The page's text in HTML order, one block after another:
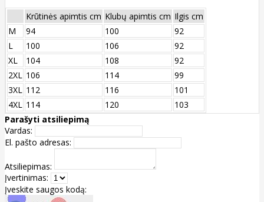
Krūtinės apimtis cm Klubų apimtis cm Ilgis cm
M
94 100
92
L
100 106
92
XL
104 108
92
2XL 106 114
99
3XL 112 116
101
4XL 114 120
103
Parašyti atsiliepimą
Vardas:
El. pašto adresas:
Atsiliepimas:
Įvertinimas:
Įveskite saugos kodą: